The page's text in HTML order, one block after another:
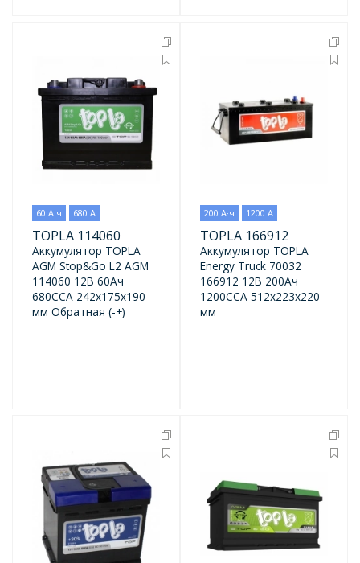
60 А·ч 680 А
TOPLA 114060
Аккумулятор TOPLA
AGM Stop&Go L2 AGM
114060 12В 60Ач
680CCA 242x175x190
мм Обратная (-+)
200 А·ч 1200 А
TOPLA 166912
Аккумулятор TOPLA
Energy Truck 70032
166912 12В 200Ач
1200CCA 512x223x220
мм